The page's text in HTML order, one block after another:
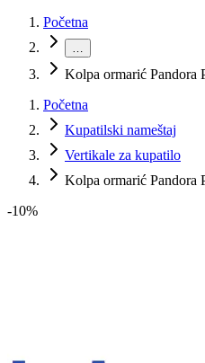
Početna
…
Kolpa ormarić Pandora
Početna
Kupatilski nameštaj
Vertikale za kupatilo
Kolpa ormarić Pandora
-10%